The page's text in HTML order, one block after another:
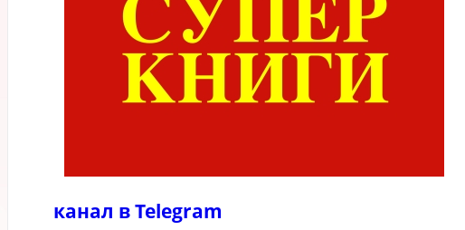
канал вTelegram